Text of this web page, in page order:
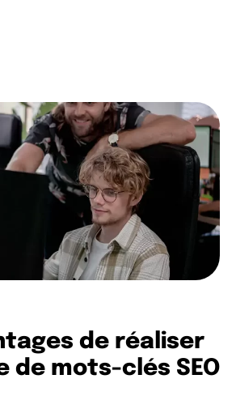
de réaliser
de mots-clés SEO